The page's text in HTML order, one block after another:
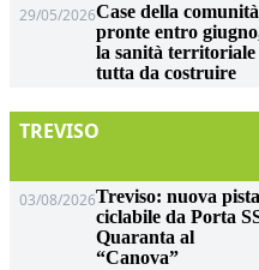
29/05/2026Case della comunità
pronte entro
la sanità territoriale
tutta da costruire
TREVISO
03/08/2026Treviso: nuova pista
ciclabile da Porta
Quaranta al
“Canova”